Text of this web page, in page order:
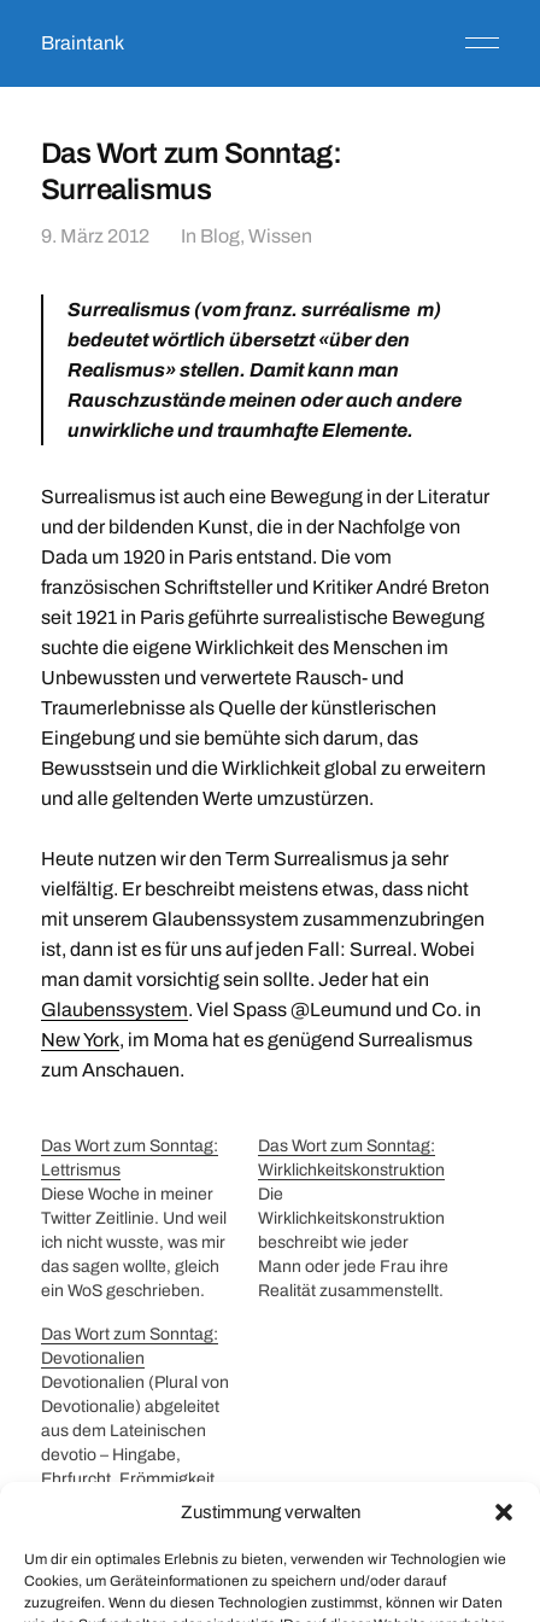
Zustimmung verwalten
Um dir ein optimales Erlebnis zu bieten, verwenden wir Technologien wie
Cookies, um Geräteinformationen zu speichern und/oder darauf
zuzugreifen. Wenn du diesen Technologien zustimmst, können wir Daten
Braintank
Das Wort zum Sonntag:
Surrealismus
9. März 2012 In Blog, Wissen
Surrealismus(vom franz. surréalisme m)
bedeutet wörtlich übersetzt «über den
Realismus» stellen. Damit kann man
Rauschzustände meinen oder auch andere
unwirkliche und traumhafte Elemente.
Surrealismus ist auch eine Bewegung in der Literatur
und der bildenden Kunst, die in der Nachfolge von
Dada um 1920 in Paris entstand. Die vom
französischen Schriftsteller und Kritiker André Breton
seit 1921 in Paris geführte surrealistische Bewegung
suchte die eigene Wirklichkeit des Menschen im
Unbewussten und verwertete Rausch- und
Traumerlebnisse als Quelle der künstlerischen
Eingebung und sie bemühte sich darum, das
Bewusstsein und die Wirklichkeit global zu erweitern
und alle geltenden Werte umzustürzen.
Heute nutzen wir den Term Surrealismus ja sehr
vielfältig. Er beschreibt meistens etwas, dass nicht
mit unserem Glaubenssystem zusammenzubringen
ist, dann ist es für uns auf jeden Fall: Surreal. Wobei
man damit vorsichtig sein sollte. Jeder hat ein
Glaubenssystem. Viel Spass @Leumund und Co. in
New York, im Moma hat es genügend Surrealismus
zum Anschauen.
Das Wort zum Sonntag:
Lettrismus
Diese Woche in meiner
Twitter Zeitlinie. Und weil
ich nicht wusste, was mir
das sagen wollte, gleich
ein WoS geschrieben.
Lettrisme, abgeleitet aus
Lettre zu Deutsch:
Buchstabe) ist eine 1945
vom Rumänen Isidore
Isou in Paris gegründete
literarische und
künstlerische Bewegung.
Diese setzt dadaistische
surrealistischen
Tendenzen…
Das Wort zum Sonntag:
Wirklichkeitskonstruktion
Die
Wirklichkeitskonstruktion
beschreibt wie jeder
Mann oder jede Frau ihre
Realität zusammenstellt.
oder gesellschaftlich
Kosten anderer gehen.
Zwar gibt…
Das Wort zum Sonntag:
Devotionalien
Devotionalien (Plural von
Devotionalie) abgeleitet
aus dem Lateinischen
devotio – Hingabe,
Ehrfurcht, Frömmigkeit.
Religiösen Andacht
dienen sollen.
Umgangssprachlich
#Glauben #Surrealismus #Worte zum Sonntag
#WoS